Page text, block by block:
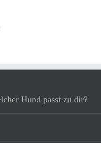
Hund passt zu dir?